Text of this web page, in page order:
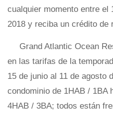
cualquier momento entre el
2018 y reciba un crédito de
Grand Atlantic Ocean
en las tarifas de la
15 de junio al 11 de agosto
condominio de 1HAB / 1BA
4HAB / 3BA; todos están